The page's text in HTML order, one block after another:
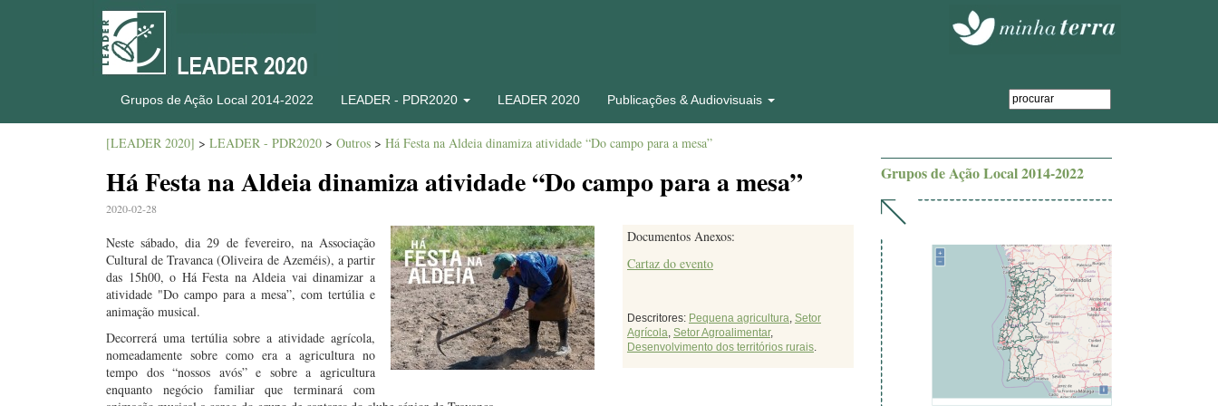
Grupos de Ação Local 2014-2022 LEADER - PDR2020 LEADER 2020 Publicações & Audiovisuais
[LEADER 2020] > LEADER - PDR2020 > Outros > Há Festa na Aldeia dinamiza atividade “Do campo para a mesa”
Há Festa na Aldeia dinamiza atividade “Do campo para a mesa”
2020-02-28
Neste sábado, dia 29 de fevereiro, na Associação
Cultural de Travanca (Oliveira de Azeméis), a partir
das 15h00, o Há Festa na Aldeia vai dinamizar a
atividade "Do campo para a mesa”, com tertúlia e
animação musical.
Decorrerá uma tertúlia sobre a atividade agrícola,
nomeadamente sobre como era a agricultura no
tempo dos “nossos avós” e sobre a agricultura
enquanto negócio familiar que terminará com
Documentos Anexos:
Cartaz do evento
Descritores: Pequena agricultura, Setor
Agrícola, Setor Agroalimentar,
Desenvolvimento dos territórios rurais.
Grupos de Ação Local 2014-2022